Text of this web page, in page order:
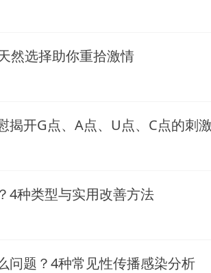
然选择助你重拾激情
揭开G点、A点、U点、C点的刺
4种类型与实用改善方法
问题？4种常见性传播感染分析